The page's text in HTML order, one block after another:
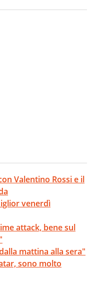
Valentino Rossi e il
venerdì
attack, bene sul
mattina alla sera"
sono molto